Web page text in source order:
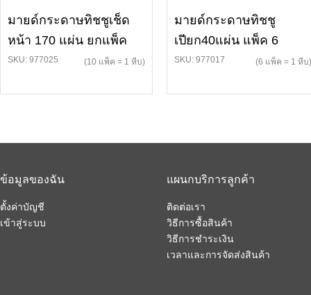
มายด์กระดาษทิชชูเช็ด
หน้า 170 แผ่น ยกแพ็ค
SKU: 977025 (10 แพ็ค = 1 หีบ)
มายด์กระดาษทิชชู
เปียก40แผ่น แพ็ค 6
SKU: 977017 (6 แพ็ค = 1 หีบ)
ข้อมูลของฉัน
ตั้งค่าบัญชี
เข้าสู่ระบบ
แผนกบริการลูกค้า
ติดต่อเรา
วิธีการซื้อสินค้า
วิธีการชำระเงิน
เวลาและการจัดส่งสินค้า